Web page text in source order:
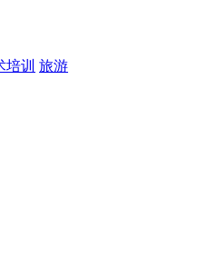
培训 旅游